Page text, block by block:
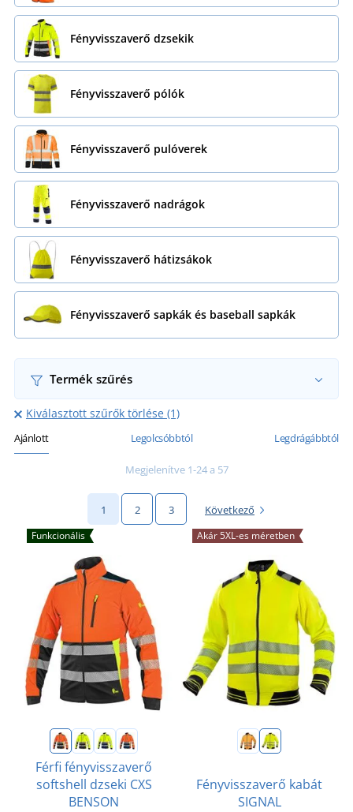
Fényvisszaverő dzsekik
Fényvisszaverő pólók
Fényvisszaverő pulóverek
Fényvisszaverő nadrágok
Fényvisszaverő hátizsákok
Fényvisszaverő sapkák és baseball sapkák
Termék szűrés
Kiválasztott szűrők törlése (1)
Ajánlott Legolcsóbbtól Legdrágábbtól
Megjelenítve 1-24 a 57
1 2 3 Következő
Funkcionális
Férfi fényvisszaverő
softshell dzseki CXS
BENSON
Akár 5XL-es méretben
Fényvisszaverő kabát
SIGNAL